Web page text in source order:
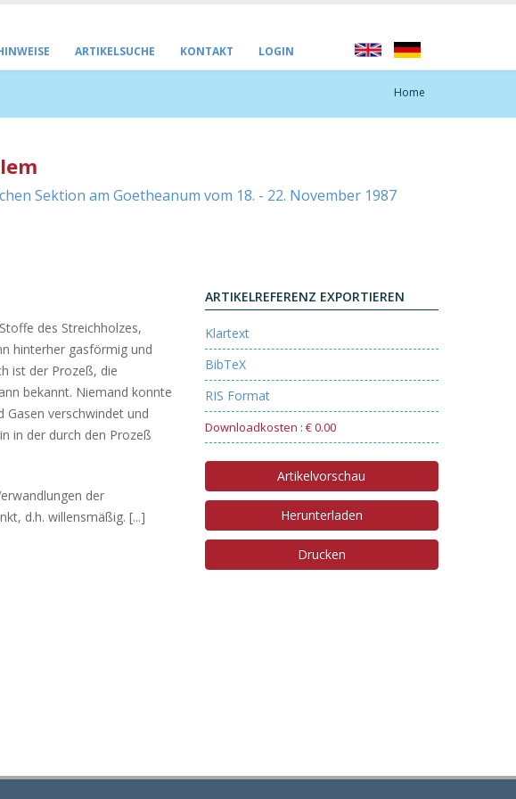
ARTIKELSUCHE KONTAKT LOGIN
Home
Sektion am Goetheanum vom 18. - 22. November 1987
ARTIKELREFERENZ EXPORTIEREN
Klartext
BibTeX
RIS Format
Downloadkosten : € 0.00
Artikelvorschau
Herunterladen
Drucken
des Streichholzes,
hinterher gasförmig und
ist der Prozeß, die
bekannt. Niemand konnte
verschwindet und
in der durch den Prozeß
der
d.h. willensmäßig. [...]